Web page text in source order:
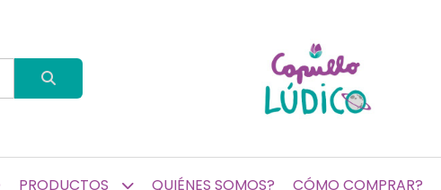
PRODUCTOS QUIÉNES SOMOS? CÓMO COMPRAR?